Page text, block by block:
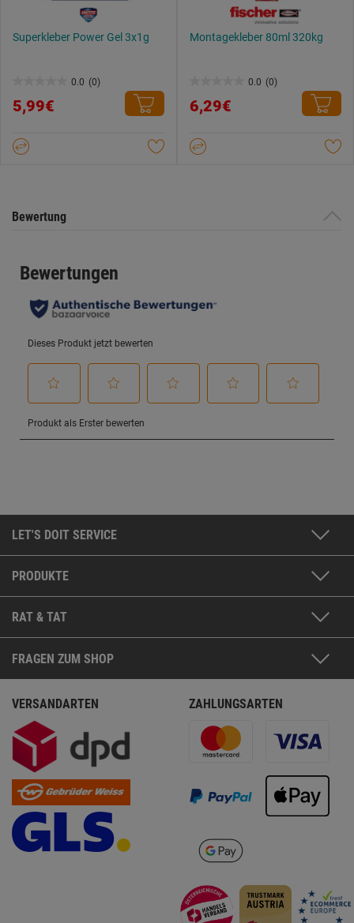
Superkleber Power Gel 3x1g
0.0 (0)
von
Sternen.
5,99€
Montagekleber 80ml 320kg
0.0 (0)
von
Sternen.
6,29€
Bewertung
LET'S DOIT SERVICE
PRODUKTE
RAT & TAT
FRAGEN ZUM SHOP
VERSANDARTEN ZAHLUNGSARTEN